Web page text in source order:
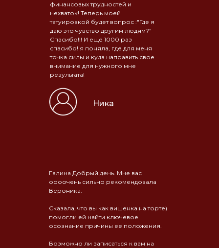
финансовых трудностей и
нехваток! Теперь моей
татуировкой будет вопрос :"Где я
даю это чувство другим людям?"
Спасибо!!! И ещё 1000 раз
спасибо! я поняла, где для меня
точка силы и куда направить свое
внимание для нужного мне
результата!
Галина Добрый день. Мне вас
оооочень сильно рекомендовала
Вероника.
Сказала, что вы как вишенка на торте)
помогли ей найти ключевое
осознание причины ее положения.
Возможно ли записаться к вам на
Ника